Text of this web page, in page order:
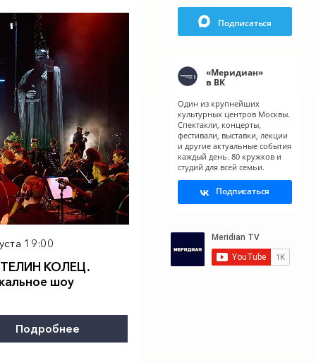
19:00
КОЛЕЦ.
шоу
Подробнее
Подписаться
«Меридиан»
в ВК
Один из крупнейших
культурных центров Москвы.
Спектакли, концерты,
фестивали, выставки, лекции
и другие актуальные события
каждый день. 80 кружков и
студий для всей семьи.
Подписаться